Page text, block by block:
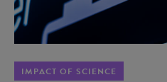
IMPACT OF SCIENCE